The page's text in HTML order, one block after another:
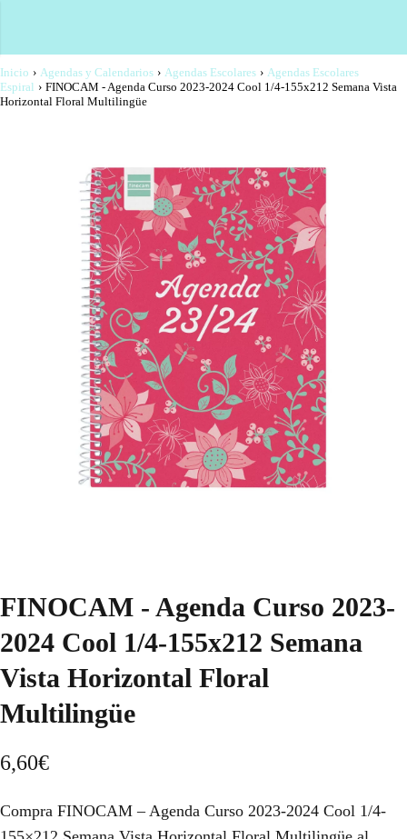
Inicio › Agendas y Calendarios › Agendas Escolares › Agendas Escolares
Espiral › FINOCAM - Agenda Curso 2023-2024 Cool 1/4-155x212 Semana Vista
Horizontal Floral Multilingüe
FINOCAM - Agenda Curso 2023-
2024 Cool 1/4-155x212 Semana
Vista Horizontal Floral
Multilingüe
6,60€
Compra FINOCAM – Agenda Curso 2023-2024 Cool 1/4-